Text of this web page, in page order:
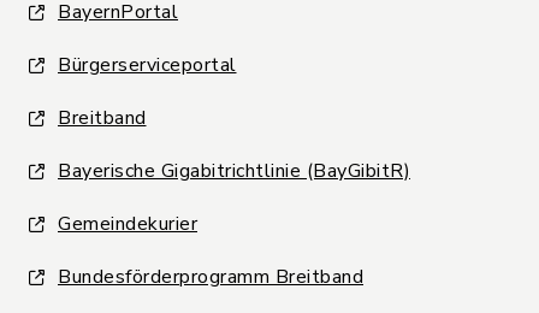
BayernPortal
Bürgerserviceportal
Breitband
Bayerische Gigabitrichtlinie (BayGibitR)
Gemeindekurier
Bundesförderprogramm Breitband